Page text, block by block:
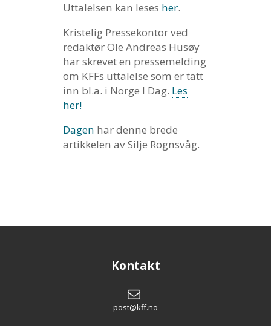
Uttalelsen kan leses her.
Kristelig Pressekontor ved
redaktør Ole Andreas Husøy
har skrevet en pressemelding
om KFFs uttalelse som er tatt
inn bl.a. i Norge I Dag. Les
her!
Dagen har denne brede
artikkelen av Silje Rognsvåg.
Kontakt
post@kff.no